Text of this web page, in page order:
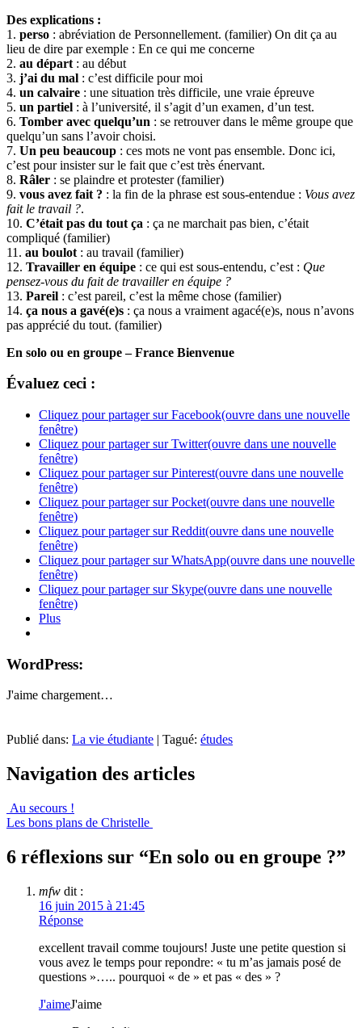
Des explications :
1. perso : abréviation de Personnellement. (familier) On dit ça au
lieu de dire par exemple : En ce qui me concerne
2. au départ : au début
3. j’ai du mal : c’est difficile pour moi
4. un calvaire : une situation très difficile, une vraie épreuve
5. un partiel : à l’université, il s’agit d’un examen, d’un test.
6. Tomber avec quelqu’un : se retrouver dans le même groupe que
quelqu’un sans l’avoir choisi.
7. Un peu beaucoup : ces mots ne vont pas ensemble. Donc ici,
c’est pour insister sur le fait que c’est très énervant.
8. Râler : se plaindre et protester (familier)
9. vous avez fait ? : la fin de la phrase est sous-entendue : Vous avez
fait le travail ?.
10. C’était pas du tout ça : ça ne marchait pas bien, c’était
compliqué (familier)
11. au boulot : au travail (familier)
12. Travailler en équipe : ce qui est sous-entendu, c’est : Que
pensez-vous du fait de travailler en équipe ?
13. Pareil : c’est pareil, c’est la même chose (familier)
14. ça nous a gavé(e)s : ça nous a vraiment agacé(e)s, nous n’avons
pas apprécié du tout. (familier)
En solo ou en groupe – France Bienvenue
Évaluez ceci :
Cliquez pour partager sur Facebook(ouvre dans une nouvelle
fenêtre)
Cliquez pour partager sur Twitter(ouvre dans une nouvelle
fenêtre)
Cliquez pour partager sur Pinterest(ouvre dans une nouvelle
fenêtre)
Cliquez pour partager sur Pocket(ouvre dans une nouvelle
fenêtre)
Cliquez pour partager sur Reddit(ouvre dans une nouvelle
fenêtre)
Cliquez pour partager sur WhatsApp(ouvre dans une nouvelle
fenêtre)
Cliquez pour partager sur Skype(ouvre dans une nouvelle
fenêtre)
Plus
WordPress:
J'aime chargement…
Publié dans: La vie étudiante Tagué: études
Navigation des articles
Au secours !
Les bons plans de Christelle
6 réflexions sur “En solo ou en groupe ?”
mfw dit :
16 juin 2015 à 21:45
Réponse
excellent travail comme toujours! Juste une petite question si
vous avez le temps pour repondre: « tu m’as jamais posé de
questions »….. pourquoi « de » et pas « des » ?
J'aimeJ'aime